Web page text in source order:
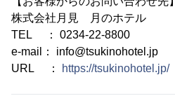
株式会社月見 月のホテル
TEL ： 0234-22-8800
e-mail： info@tsukinohotel.jp
URL ：
https://tsukinohotel.jp/